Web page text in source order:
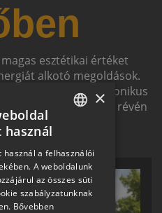
esztétikai értéket
alkotó megoldások.
a harmonikus
rendszerelemek révén
HUNGARIAN
SLOVAK
GERMAN
ROMANIAN
×
használ a felhasználói
A weboldalunk
az összes süti
szabályzatunknak
Bővebben